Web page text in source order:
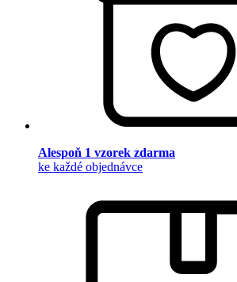
Alespoň 1 vzorek zdarma
ke každé objednávce